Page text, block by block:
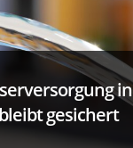
in
gesichert